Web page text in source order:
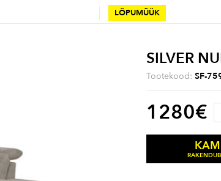
LÕPUMÜÜK
SILVER
Tootekood: SF-
1280€